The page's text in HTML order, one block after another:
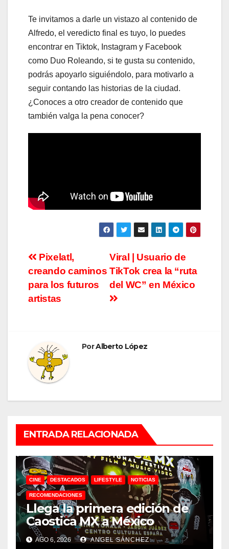
Te invitamos a darle un vistazo al contenido de
Alfredo, el veredicto final es tuyo, lo puedes
encontrar en Tiktok, Instagram y Facebook
como Duo Roleando, si te gusta su contenido,
podrás apoyarlo siguiéndolo, para motivarlo a
seguir contando las historias de la ciudad.
¿Conoces a otro creador de contenido que
también valga la pena conocer?
Navegación
de
entradas
Viral | Usuario de
TikTok crea la “ruta
del WC” en México
Pixelatl,
creando caminos
para los futuros
artistas
PorAlberto López
ENTRADA RELACIONADA
CINE DESTACADOS LIFESTYLE NOTICIAS
RECOMENDACIONES
Llega la primera edición de
Caostica MX a México
AGO 6, 2026 ANGEL SÁNCHEZ